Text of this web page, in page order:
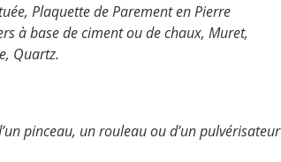
Plaquette de Parement en Pierre
à base de ciment ou de chaux, Muret,
Quartz.
pinceau, un rouleau ou d’un pulvérisateur